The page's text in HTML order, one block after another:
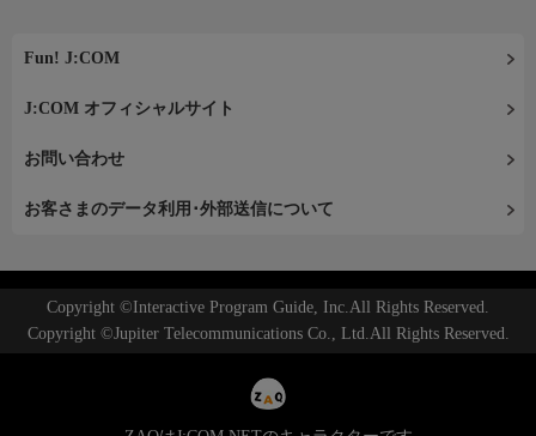
Fun! J:COM
J:COM オフィシャルサイト
お問い合わせ
お客さまのデータ利用･外部送信について
Copyright ©Interactive Program Guide, Inc.All Rights Reserved.
Copyright ©Jupiter Telecommunications Co., Ltd.All Rights Reserved.